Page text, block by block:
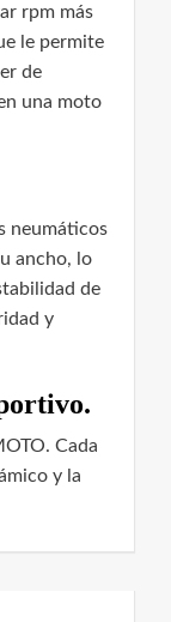
rpm más
le permite
de
una moto
neumáticos
ancho, lo
de
y
Cada
y la